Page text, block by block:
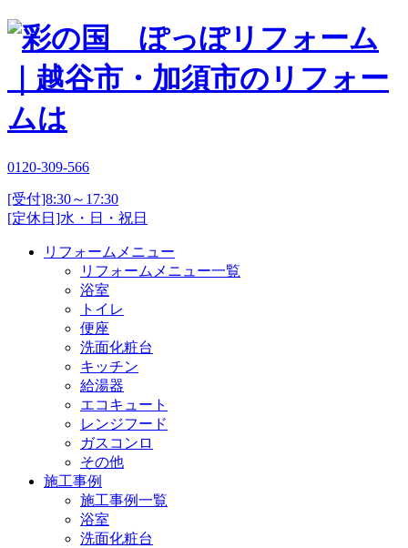
0120-309-566
[受付]8:30～17:30
[定休日]水・日・祝日
リフォームメニュー
リフォームメニュー一覧
浴室
トイレ
便座
洗面化粧台
キッチン
給湯器
エコキュート
レンジフード
ガスコンロ
その他
施工事例
施工事例一覧
浴室
洗面化粧台